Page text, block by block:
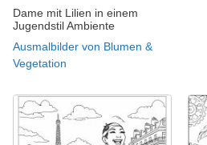
Dame mit Lilien in einem
Jugendstil Ambiente
Ausmalbilder von Blumen &
Vegetation